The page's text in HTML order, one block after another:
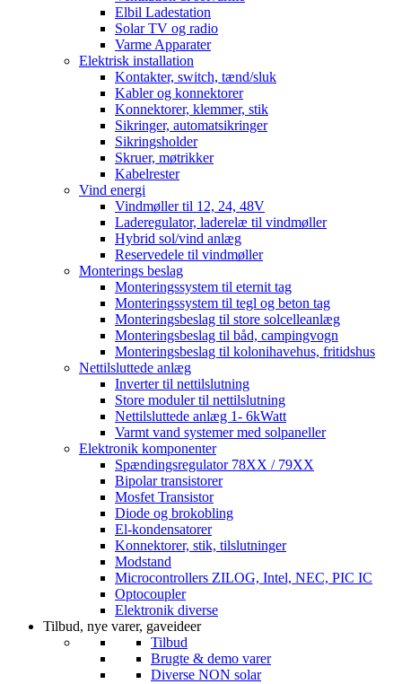
Elbil Ladestation
Solar TV og radio
Varme Apparater
Elektrisk installation
Kontakter, switch, tænd/sluk
Kabler og konnektorer
Konnektorer, klemmer, stik
Sikringer, automatsikringer
Sikringsholder
Skruer, møtrikker
Kabelrester
Vind energi
Vindmøller til 12, 24, 48V
Laderegulator, laderelæ til vindmøller
Hybrid sol/vind anlæg
Reservedele til vindmøller
Monterings beslag
Monteringssystem til eternit tag
Monteringssystem til tegl og beton tag
Monteringsbeslag til store solcelleanlæg
Monteringsbeslag til båd, campingvogn
Monteringsbeslag til kolonihavehus, fritidshus
Nettilsluttede anlæg
Inverter til nettilslutning
Store moduler til nettilslutning
Nettilsluttede anlæg 1- 6kWatt
Varmt vand systemer med solpaneller
Elektronik komponenter
Spændingsregulator 78XX / 79XX
Bipolar transistorer
Mosfet Transistor
Diode og brokobling
El-kondensatorer
Konnektorer, stik, tilslutninger
Modstand
Microcontrollers ZILOG, Intel, NEC, PIC IC
Optocoupler
Elektronik diverse
Tilbud, nye varer, gaveideer
Tilbud
Brugte & demo varer
Diverse NON solar